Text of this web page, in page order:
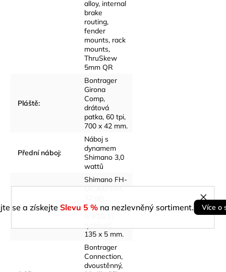
se a získejte Slevu 5 % na nezlevněný sortiment. Více o
alloy, internal
brake
routing,
fender
mounts, rack
mounts,
ThruSkew
5mm QR
Pláště:
Bontrager
Girona
Comp,
drátová
patka, 60 tpi,
700 x 42 mm.
Přední náboj:
Náboj s
dynamem
Shimano 3,0
wattů
Zadní náboj:
Shimano FH-
QC300-HM,
Centerlock,
135 x 5 mm.
Bontrager
Connection,
dvoustěnný,